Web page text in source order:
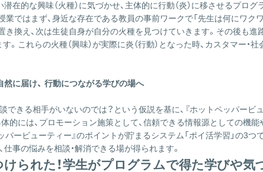
的な興味（火種）に気づかせ、主体的に行動（炎）に移させるプロ
ではまず、身近な存在である教員の事前ワークで「先生は何にワク
換え、次は生徒自身が自分の火種を見つけていきます。その後も
これらの火種（興味）が実際に炎（行動）となった時、カスタマー
然に届け、 行動につながる学びの場へ
きる相手がいないのでは？という仮説を基に、『ホットペッパー
には、プロモーション施策として、信頼できる情報源としての機能
パービューティー』のポイントが貯まるシステム「ポイ活学習」の
事の悩みを相談・解消できる場が得られます。
られた！学生がプログラムで得た学びや気